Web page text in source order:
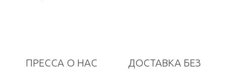
ПРЕССА О НАС
ДОСТАВКА БЕЗ